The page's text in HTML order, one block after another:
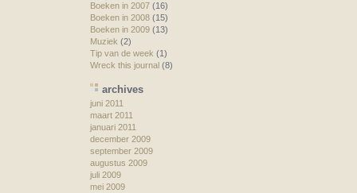
Boeken in 2007(16)
Boeken in 2008(15)
Boeken in 2009(13)
Muziek (2)
Tip van de week (1)
Wreck this journal (8)
archives
juni 2011
maart 2011
januari 2011
december 2009
september 2009
augustus 2009
juli 2009
mei 2009